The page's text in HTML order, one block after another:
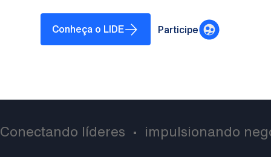
Conheça o LIDE Participe
Conectando líderes  •  impulsionando